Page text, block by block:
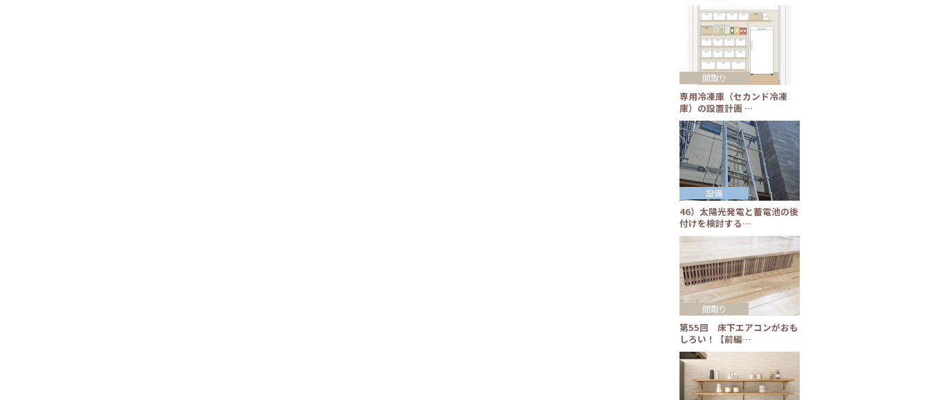
専用冷凍庫（セカンド冷凍
庫）の設置計画 …
間取り
46）太陽光発電と蓄電池の後
付けを検討する…
設備
第55回 床下エアコンがおも
しろい！【前編…
間取り